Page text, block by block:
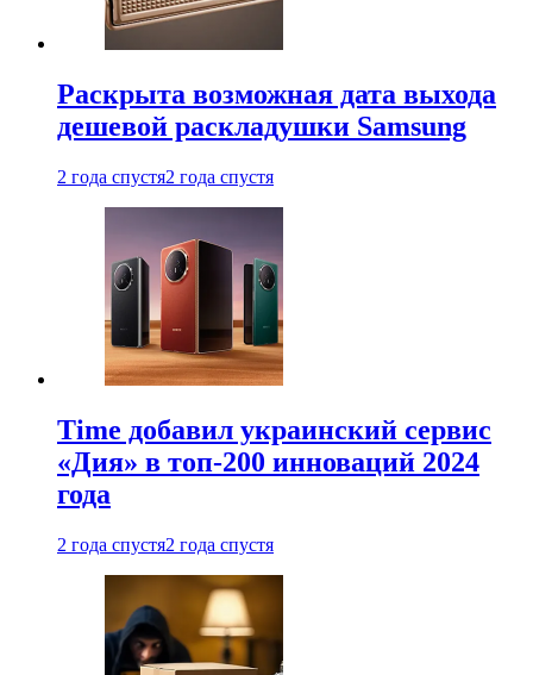
Раскрыта возможная дата выхода
дешевой раскладушки Samsung
2 года спустя2 года спустя
Time добавил украинский сервис
«Дия» в топ-200 инноваций 2024
года
2 года спустя2 года спустя